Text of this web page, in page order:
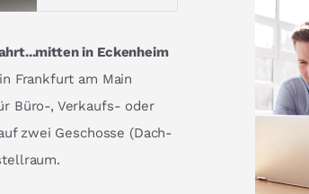
in Eckenheim
Frankfurt am Main
Büro-, Verkaufs- oder
zwei Geschosse (Dach-